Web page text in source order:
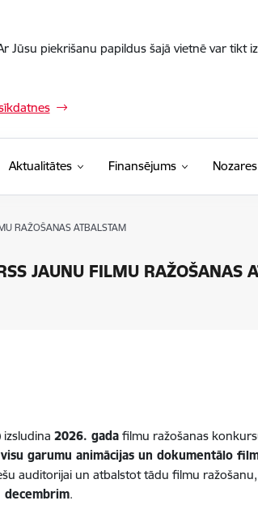
piekrišanu papildus šajā vietnē var tikt
Aktualitātes Finansējums
RAŽOŠANAS ATBALSTAM
JAUNU FILMU RAŽOŠANAS
izsludina2026. gada filmu ražošanas
garumu animācijas un dokumentālo
auditorijai un atbalstot tādu filmu
decembrim.